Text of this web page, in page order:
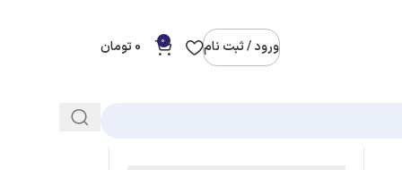
ورود / ثبت نام 0
0تومان